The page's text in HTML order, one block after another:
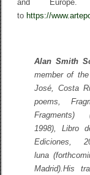
and
to https://
Alan Smith
member of
José, Costa
poems,
Fragments)
1998), Libro
Ediciones,
luna
Madrid).His